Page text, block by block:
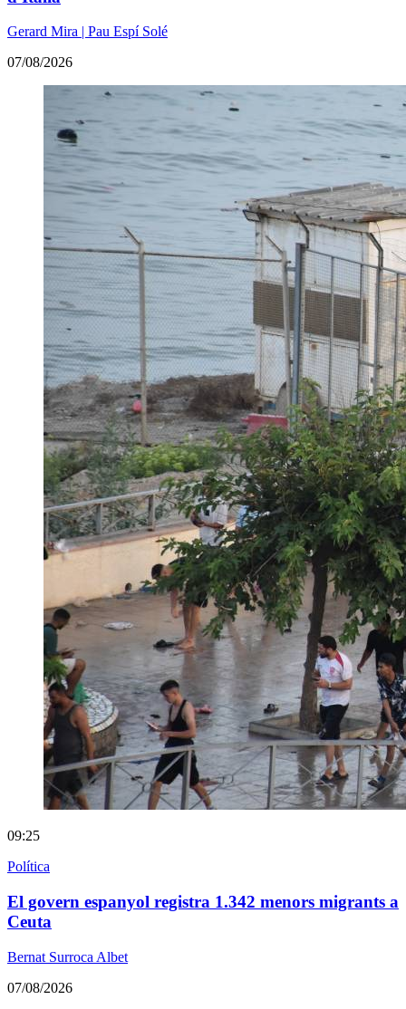
Gerard Mira | Pau Espí Solé
07/08/2026
09:25
Política
El govern espanyol registra 1.342 menors migrants a
Ceuta
Bernat Surroca Albet
07/08/2026